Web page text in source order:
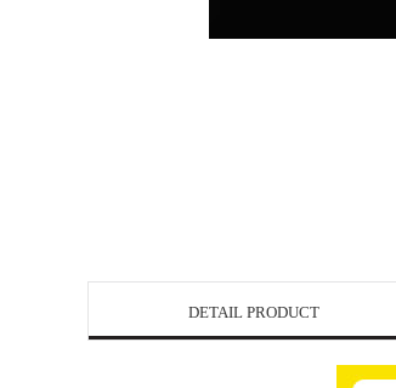
DETAIL PRODUCT